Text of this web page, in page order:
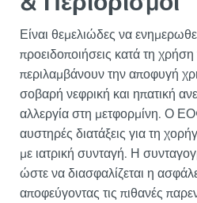
Είναι θεμελιώδες να
προειδοποιήσεις κατά τη
περιλαμβάνουν την αποφυγή
σοβαρή νεφρική και ηπατική
αλλεργία στη μετφορμίνη. Ο
αυστηρές διατάξεις για τη
με ιατρική συνταγή. Η
ώστε να διασφαλίζεται η
αποφεύγοντας τις πιθανές